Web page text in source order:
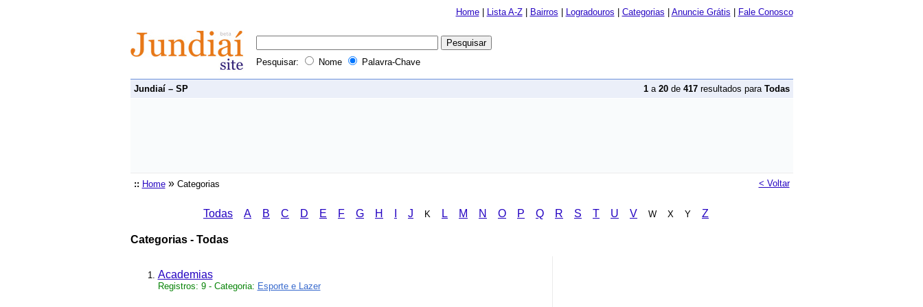
Home| Lista A-Z| Bairros Logradouros Categorias Anuncie Grátis Fale Conosco
Pesquisar: Nome Palavra-Chave
Jundiaí – SP 1a 20de 417resultados para Todas
:: Home »Categorias < Voltar
Todas A B C D E F G H J K L M N O P Q R S T U V W X Y Z
Categorias - Todas
Academias
Registros: 9 - Categoria: Esporte e Lazer